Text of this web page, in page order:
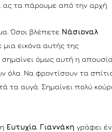
ας τα πάρουμε από την αρχή.
Όσοι βλέπετε Νάσιοναλ
μια εικόνα αυτής της
σημαίνει όμως αυτή η
όλα. Να φροντίσουν τα
τα αυγά. Σημαίνει πολύ
Ευτυχία Γιαννάκη γράφει